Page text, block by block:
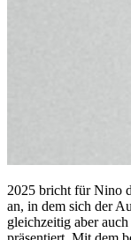
2025 bricht für Nino
an, in dem sich der
gleichzeitig aber